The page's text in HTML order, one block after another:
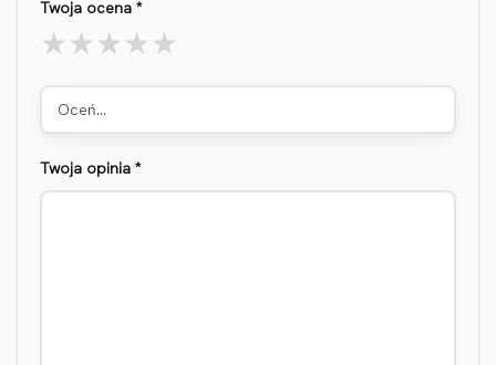
Twoja ocena *
Oceń…
Twoja opinia *